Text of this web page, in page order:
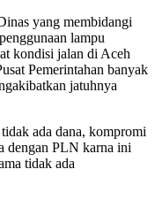
yang membidangi
lampu
kondisi jalan di Aceh
Pemerintahan banyak
jatuhnya
ada dana, kompromi
dengan PLN karna ini
tidak ada